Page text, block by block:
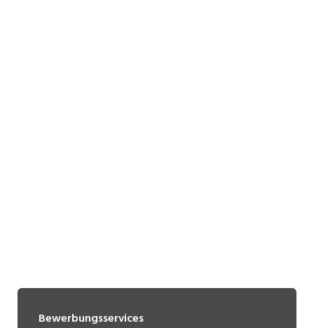
Bewerbungsservices